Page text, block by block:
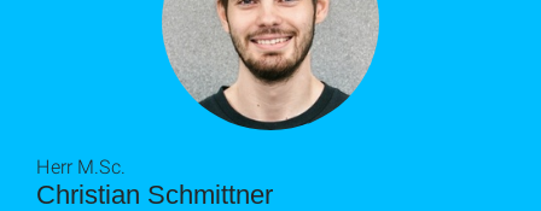
Christian Schmittner
Herr M.Sc.